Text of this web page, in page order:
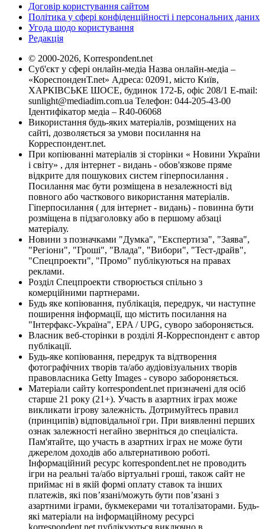
Договір користування сайтом
Політика у сфері конфіденційності і персональних даних
Угода щодо користування
Редакція
© 2000-2026, Korrespondent.net
Суб'єкт у сфері онлайн-медіа Назва онлайн-медіа –
«КореспонденТ.net» Адреса: 02091, місто Київ,
ХАРКІВСЬКЕ ШОСЕ, будинок 172-Б, офіс 208/1 E-mail:
sunlight@mediadim.com.ua Телефон: 044-205-43-00
Ідентифікатор медіа – R40-06068
Використання будь-яких матеріалів, розміщених на
сайті, дозволяється за умови посилання на
Корреспондент.net.
При копіюванні матеріалів зі сторінки « Новини України
і світу» , для інтернет - видань - обов'язкове пряме
відкрите для пошукових систем гіперпосилання .
Посилання має бути розміщена в незалежності від
повного або часткового використання матеріалів.
Гіперпосилання ( для інтернет - видань) - повинна бути
розміщена в підзаголовку або в першому абзаці
матеріалу.
Новини з позначками "Думка", "Експертиза", "Заява",
"Регіони", "Гроші", "Влада", "Вибори", "Тест-драйв",
"Спецпроекти", "Промо" публікуються на правах
реклами.
Розділ Спецпроекти створюється спільно з
комерційними партнерами.
Будь яке копіювання, публікація, передрук, чи наступне
поширення інформації, що містить посилання на
"Інтерфакс-Україна", EPA / UPG, суворо забороняється.
Власник веб-сторінки в розділі Я-Корреспондент є автор
публікації.
Будь-яке копіювання, передрук та відтворення
фотографічних творів та/або аудіовізуальних творів
правовласника Getty Images - суворо забороняється.
Матеріали сайту korrespondent.net призначені для осіб
старше 21 року (21+). Участь в азартних іграх може
викликати ігрову залежність. Дотримуйтесь правил
(принципів) відповідальної гри. При виявленні перших
ознак залежності негайно зверніться до спеціаліста.
Пам'ятайте, що участь в азартних іграх не може бути
джерелом доходів або альтернативою роботі.
Інформаційний ресурс korrespondent.net не проводить
ігри на реальні та/або віртуальні гроші, також сайт не
приймає ні в якій формі оплату ставок та інших
платежів, які пов’язані/можуть бути пов’язані з
азартними іграми, букмекерами чи тоталізаторами. Будь-
які матеріали на інформаційному ресурсі
korrespondent.net публікуються виключно в